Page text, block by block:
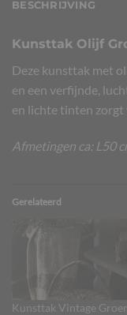
BESCHRIJVING
Kunsttak Olijf
Deze kunsttak met
en een verfijnde,
en lichte tinten
Afmetingen ca: L50
Gerelateerd
Kunsttak Vintage